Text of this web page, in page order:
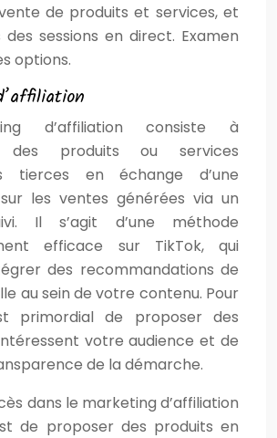
de produits et services, et
sessions en direct. Examen
options.
d’affiliation consiste à
des produits ou services
tierces en échange d’une
les ventes générées via un
Il s’agit d’une méthode
efficace sur TikTok, qui
des recommandations de
au sein de votre contenu. Pour
primordial de proposer des
votre audience et de
de la démarche.
dans le marketing d’affiliation
de proposer des produits en